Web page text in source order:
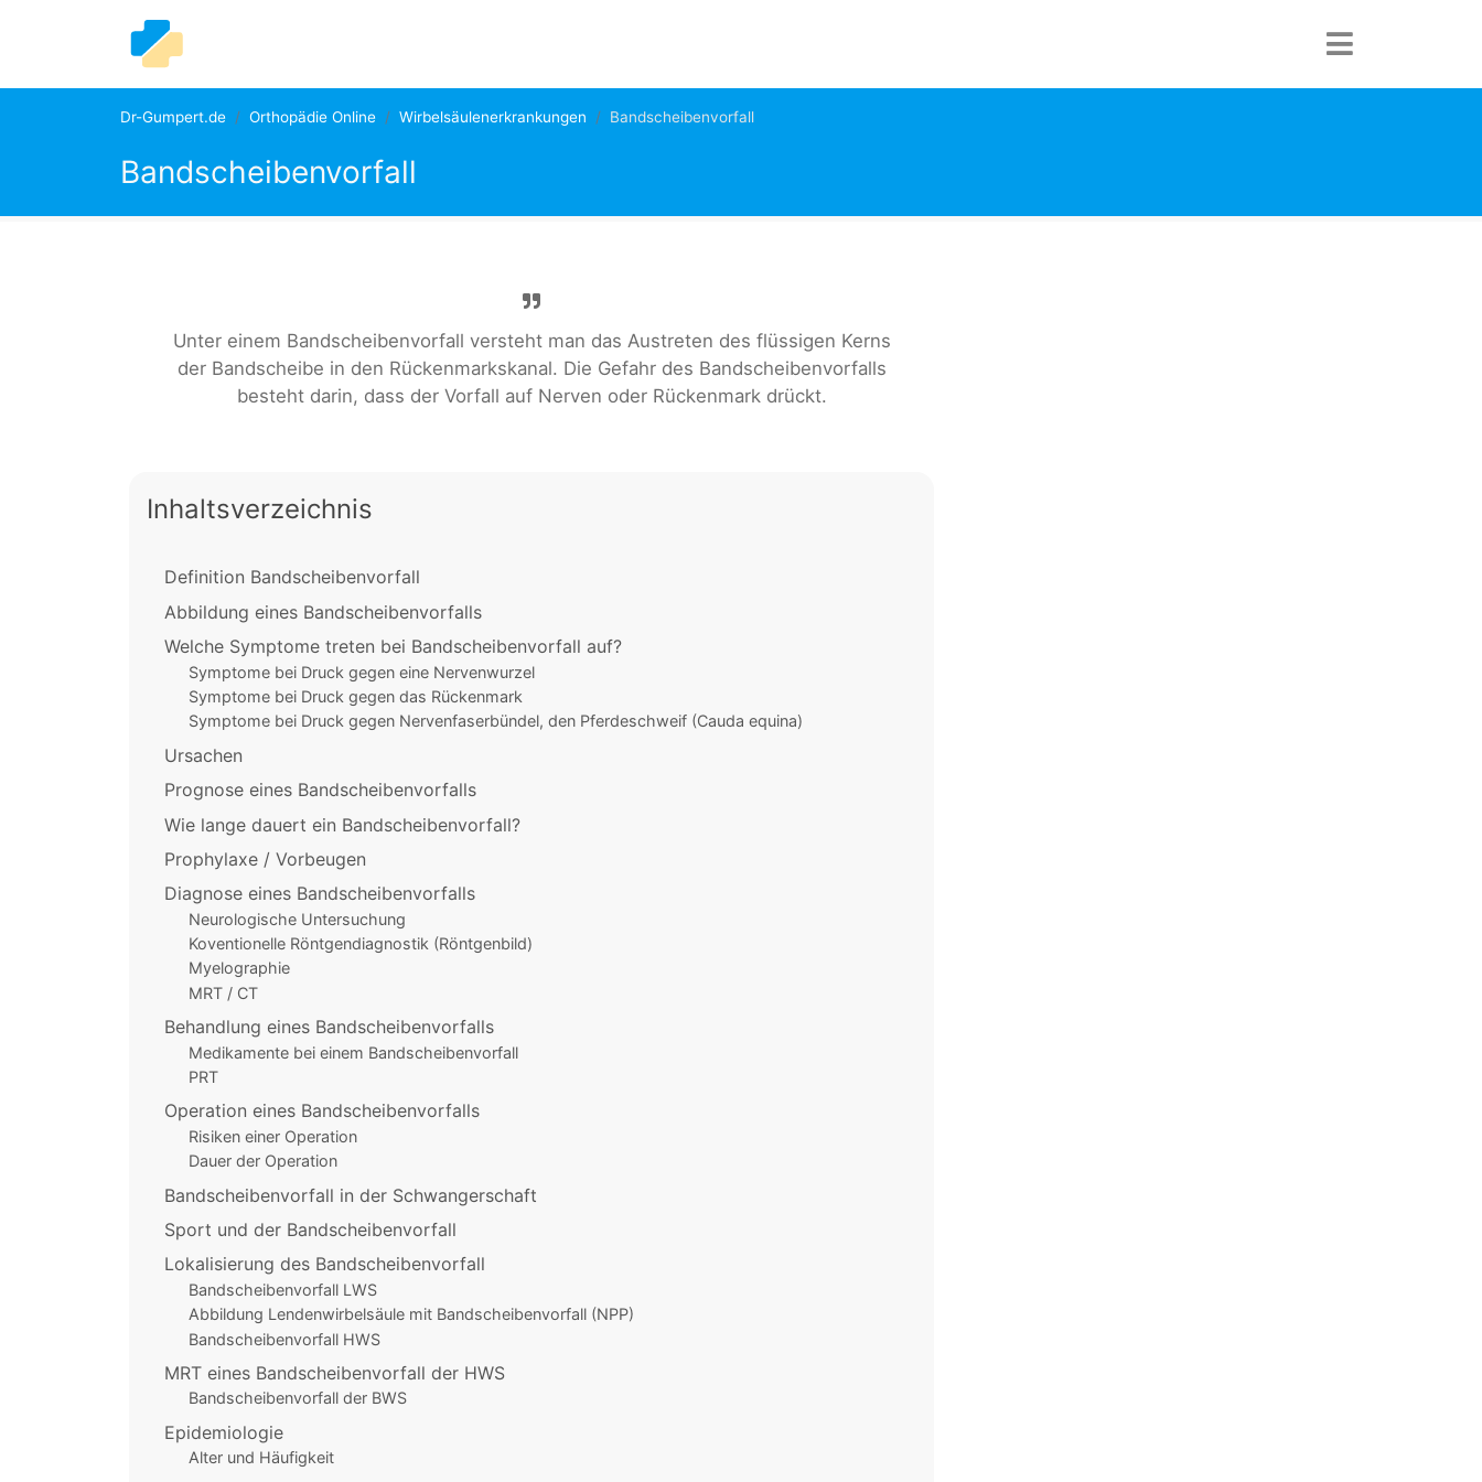
Dr-Gumpert.de Orthopädie Online Wirbelsäulenerkrankungen Bandscheibenvorfall
Bandscheibenvorfall
Unter einem Bandscheibenvorfall versteht man das Austreten des flüssigen Kerns
der Bandscheibe in den Rückenmarkskanal. Die Gefahr des Bandscheibenvorfalls
besteht darin, dass der Vorfall auf Nerven oder Rückenmark drückt.
Inhaltsverzeichnis
Definition Bandscheibenvorfall
Abbildung eines Bandscheibenvorfalls
Welche Symptome treten bei Bandscheibenvorfall auf?
Symptome bei Druck gegen eine Nervenwurzel
Symptome bei Druck gegen das Rückenmark
Symptome bei Druck gegen Nervenfaserbündel, den Pferdeschweif (Cauda equina)
Ursachen
Prognose eines Bandscheibenvorfalls
Wie lange dauert ein Bandscheibenvorfall?
Prophylaxe / Vorbeugen
Diagnose eines Bandscheibenvorfalls
Neurologische Untersuchung
Koventionelle Röntgendiagnostik (Röntgenbild)
Myelographie
MRT / CT
Behandlung eines Bandscheibenvorfalls
Medikamente bei einem Bandscheibenvorfall
PRT
Operation eines Bandscheibenvorfalls
Risiken einer Operation
Dauer der Operation
Bandscheibenvorfall in der Schwangerschaft
Sport und der Bandscheibenvorfall
Lokalisierung des Bandscheibenvorfall
Bandscheibenvorfall LWS
Abbildung Lendenwirbelsäule mit Bandscheibenvorfall (NPP)
Bandscheibenvorfall HWS
MRT eines Bandscheibenvorfall der HWS
Bandscheibenvorfall der BWS
Epidemiologie
Alter und Häufigkeit